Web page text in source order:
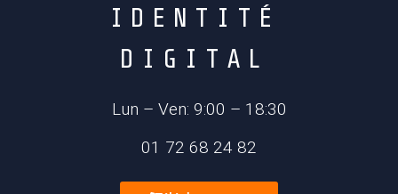
I D E N T I T É
D I G I T A L
Lun – Ven: 9:00 – 18:30
01 72 68 24 82